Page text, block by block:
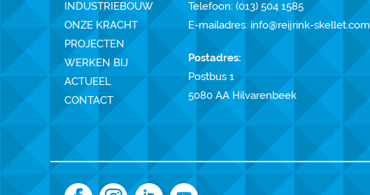
INDUSTRIEBOUW
ONZE KRACHT
PROJECTEN
WERKEN BIJ
ACTUEEL
CONTACT
Telefoon: (013) 504 1585
E-mailadres:info@reijrink-skellet.com
Postadres:
Postbus 1
5080 AA Hilvarenbeek